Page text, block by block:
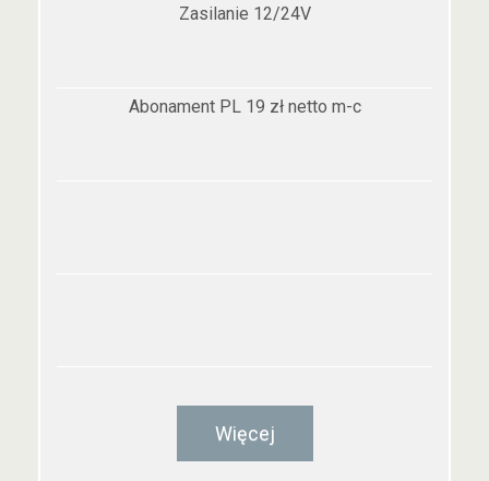
Zasilanie 12/24V
Abonament PL 19 zł netto m-c
Więcej